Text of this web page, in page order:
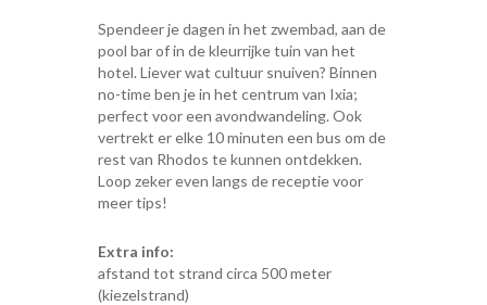
Spendeer je dagen in het zwembad, aan de
pool bar of in de kleurrijke tuin van het
hotel. Liever wat cultuur snuiven? Binnen
no-time ben je in het centrum van Ixia;
perfect voor een avondwandeling. Ook
vertrekt er elke 10 minuten een bus om de
rest van Rhodos te kunnen ontdekken.
Loop zeker even langs de receptie voor
meer tips!
Extra info:
afstand tot strand circa 500 meter
(kiezelstrand)